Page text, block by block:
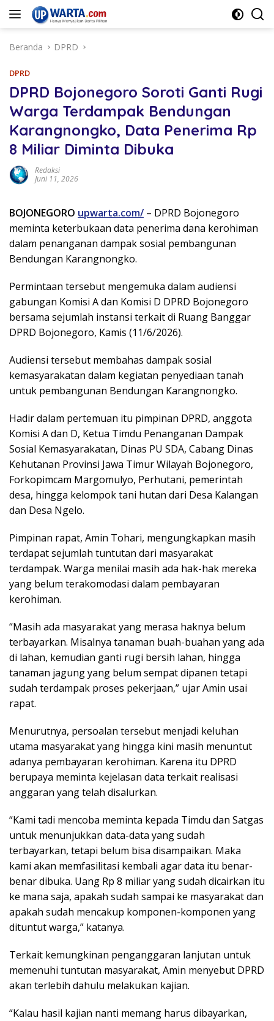
Langsung
Beranda
DPRD
DPRD
DPRD Bojonegoro Soroti Ganti Rugi
Warga Terdampak Bendungan
Karangnongko, Data Penerima Rp
8 Miliar Diminta Dibuka
Redaksi
Juni 11, 2026
BOJONEGORO upwarta.com/ – DPRD Bojonegoro
meminta keterbukaan data penerima dana kerohiman
dalam penanganan dampak sosial pembangunan
Bendungan Karangnongko.
Permintaan tersebut mengemuka dalam audiensi
gabungan Komisi A dan Komisi D DPRD Bojonegoro
bersama sejumlah instansi terkait di Ruang Banggar
DPRD Bojonegoro, Kamis (11/6/2026).
Audiensi tersebut membahas dampak sosial
kemasyarakatan dalam kegiatan penyediaan tanah
untuk pembangunan Bendungan Karangnongko.
Hadir dalam pertemuan itu pimpinan DPRD, anggota
Komisi A dan D, Ketua Timdu Penanganan Dampak
Sosial Kemasyarakatan, Dinas PU SDA, Cabang Dinas
Kehutanan Provinsi Jawa Timur Wilayah Bojonegoro,
Forkopimcam Margomulyo, Perhutani, pemerintah
desa, hingga kelompok tani hutan dari Desa Kalangan
dan Desa Ngelo.
Pimpinan rapat, Amin Tohari, mengungkapkan masih
terdapat sejumlah tuntutan dari masyarakat
terdampak. Warga menilai masih ada hak-hak mereka
yang belum terakomodasi dalam pembayaran
kerohiman.
“Masih ada masyarakat yang merasa haknya belum
terbayarkan. Misalnya tanaman buah-buahan yang ada
di lahan, kemudian ganti rugi bersih lahan, hingga
tanaman jagung yang belum sempat dipanen tetapi
sudah terdampak proses pekerjaan,” ujar Amin usai
rapat.
Menurutnya, persoalan tersebut menjadi keluhan
utama masyarakat yang hingga kini masih menuntut
adanya pembayaran kerohiman. Karena itu DPRD
berupaya meminta kejelasan data terkait realisasi
anggaran yang telah disalurkan.
“Kami tadi mencoba meminta kepada Timdu dan Satgas
untuk menunjukkan data-data yang sudah
terbayarkan, tetapi belum bisa disampaikan. Maka
kami akan memfasilitasi kembali agar data itu benar-
benar dibuka. Uang Rp 8 miliar yang sudah dicairkan itu
ke mana saja, apakah sudah sampai ke masyarakat dan
apakah sudah mencakup komponen-komponen yang
dituntut warga,” katanya.
Terkait kemungkinan penganggaran lanjutan untuk
memenuhi tuntutan masyarakat, Amin menyebut DPRD
akan terlebih dahulu melakukan kajian.
“Kalau hasil kajian nanti memang harus dibayarkan,